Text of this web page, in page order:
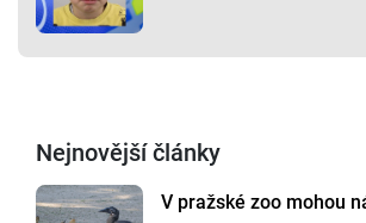
Nejnovější články
V pražské zoo mohou